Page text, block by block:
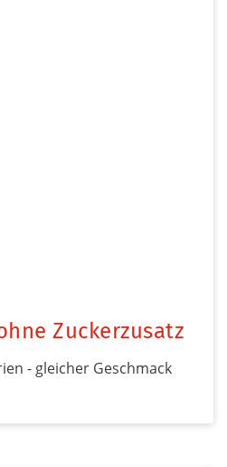
Zuckerzusatz
- gleicher Geschmack